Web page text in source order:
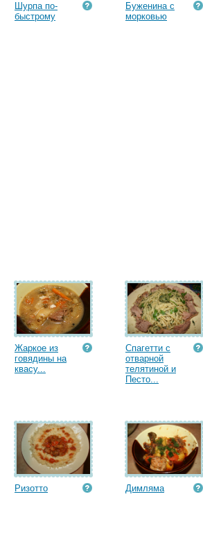
Шурпа по-
быстрому
Буженина с
морковью
Жаркое из
говядины на
квасу...
Спагетти с
отварной
телятиной и
Песто...
Ризотто Димляма